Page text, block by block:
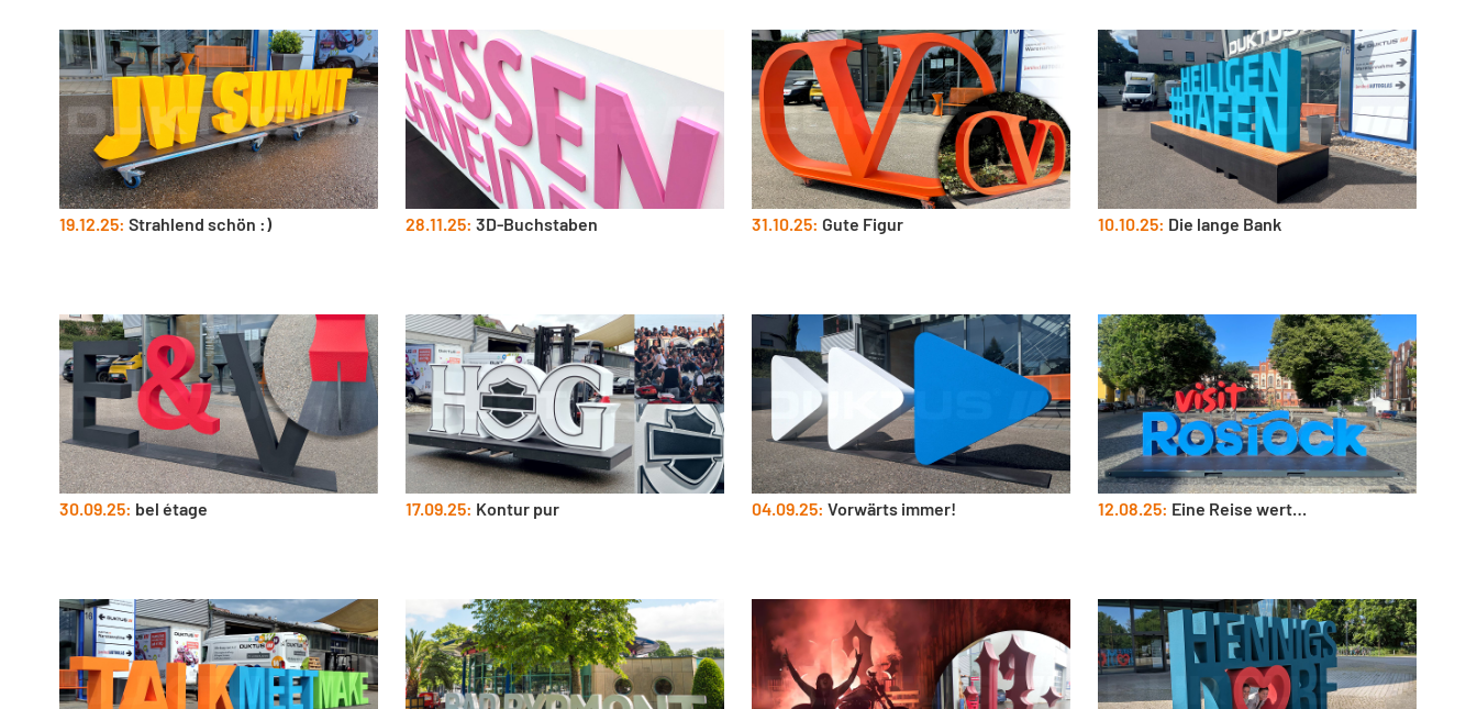
19.12.25: Strahlend schön :) 28.11.25: 3D-Buchstaben 31.10.25: Gute Figur 10.10.25: Die lange Bank
30.09.25: bel étage 17.09.25: Kontur pur 04.09.25: Vorwärts immer! 12.08.25: Eine Reise wert…